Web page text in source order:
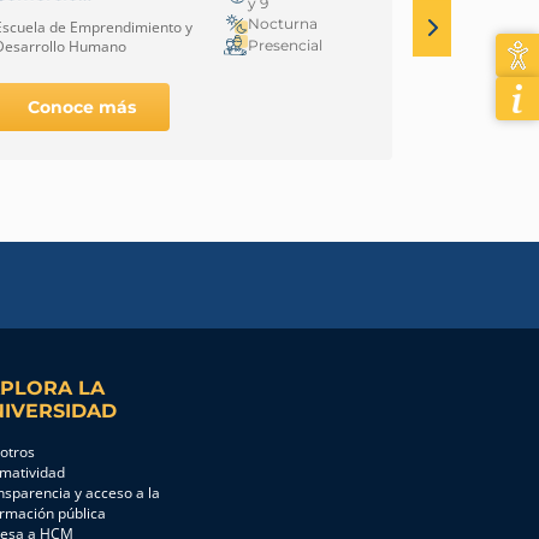
– Bogotá
de Emprendimiento y
Humano
Nocturna
Presencial
Conoce más
LA
y acceso a la
pública
a HCM